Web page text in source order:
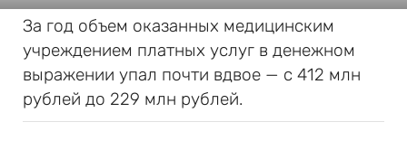
За год объем оказанных медицинским
учреждением платных услуг в денежном
выражении упал почти вдвое — с 412 млн
рублей до 229 млн рублей.